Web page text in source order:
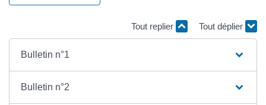
Tout replier Tout déplier
Bulletin n°1
Bulletin n°2